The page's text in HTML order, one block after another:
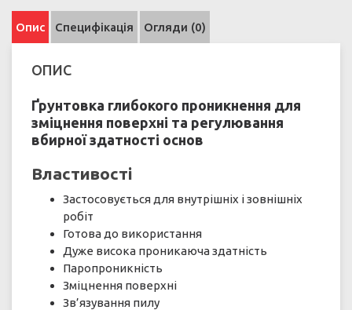
Опис Специфікація Огляди (0)
ОПИС
Ґрунтовка глибокого проникнення для
зміцнення поверхні та регулювання
вбирної здатності основ
Властивості
Застосовується для внутрішніх і зовнішніх
робіт
Готова до використання
Дуже висока проникаюча здатність
Паропроникність
Зміцнення поверхні
Зв’язування пилу